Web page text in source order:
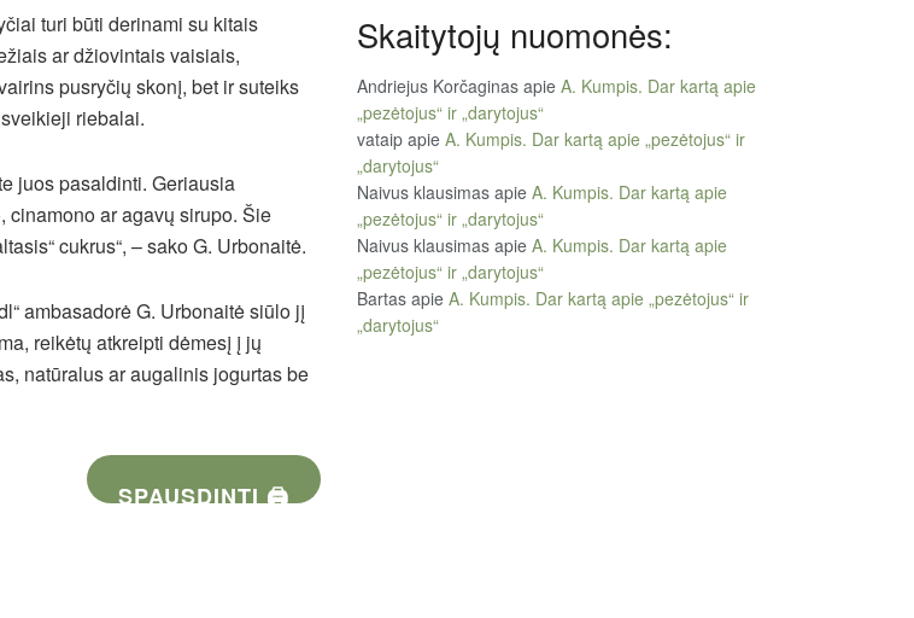
turi būti derinami su kitais
ar džiovintais vaisiais,
pusryčių skonį, bet ir suteiks
riebalai.
juos pasaldinti. Geriausia
cinamono ar agavų sirupo. Šie
cukrus“, – sako G. Urbonaitė.
ambasadorė G. Urbonaitė siūlo jį
reikėtų atkreipti dėmesį į jų
natūralus ar augalinis jogurtas be
SPAUSDINTI 🖨
Skaitytojų nuomonės:
Andriejus Korčaginas apie A. Kumpis. Dar kartą apie
„pezėtojus“ ir „darytojus“
vataip apie A. Kumpis. Dar kartą apie „pezėtojus“ ir
„darytojus“
Naivus klausimas apie A. Kumpis. Dar kartą apie
„pezėtojus“ ir „darytojus“
Naivus klausimas apie A. Kumpis. Dar kartą apie
„pezėtojus“ ir „darytojus“
Bartas apie A. Kumpis. Dar kartą apie „pezėtojus“ ir
„darytojus“